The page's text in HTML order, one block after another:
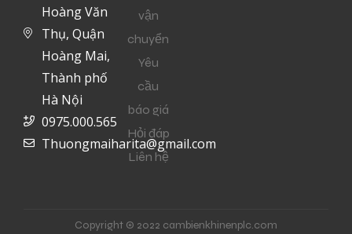
Hoàng Văn
Thụ, Quận
Hoàng Mai,
Thành phố
Hà Nội
0975.000.565
Thuongmaiharita@gmail.com
vận
chuyển
Yêu
cầu
báo giá
Hỏi đáp
Liên hệ
Copyright © 2022 cambienkhinenplc.com